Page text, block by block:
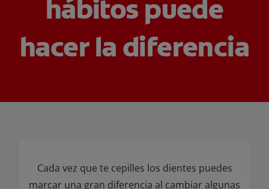
PE (ES)
SUSCRÍBETE
hábitos puede
hacer la diferencia
Cada vez que te cepilles los dientes puedes
marcar una gran diferencia al cambiar algunas